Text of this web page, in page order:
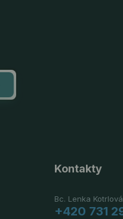
Kontakty
Bc. Lenka
+420 731